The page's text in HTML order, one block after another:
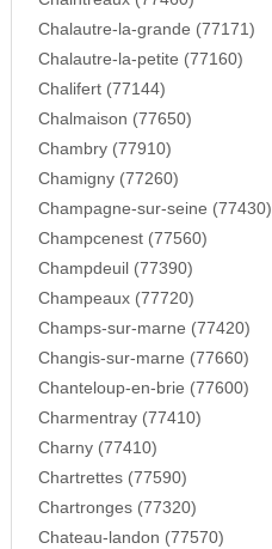
Chalautre-la-grande (77171)
Chalautre-la-petite (77160)
Chalifert (77144)
Chalmaison (77650)
Chambry (77910)
Chamigny (77260)
Champagne-sur-seine (77430)
Champcenest (77560)
Champdeuil (77390)
Champeaux (77720)
Champs-sur-marne (77420)
Changis-sur-marne (77660)
Chanteloup-en-brie (77600)
Charmentray (77410)
Charny (77410)
Chartrettes (77590)
Chartronges (77320)
Chateau-landon (77570)